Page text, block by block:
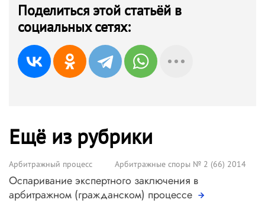
Поделиться этой статьёй в
социальных сетях:
Ещё из рубрики
Арбитражный процесс Арбитражные споры № 2 (66) 2014
Оспаривание экспертного заключения в
арбитражном (гражданском) процессе